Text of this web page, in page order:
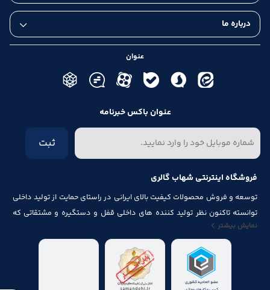
درباره ما
عنوان
عنوان باکس خبرنامه
ثبت
فروشگاه اینترنتی شهاب گالری
توسعه و فروش محصولات کیفیت بالای ایرانی در راستای حمایت از تولید داخلی
توانسته تاکنون نظر تولید کننده های داخلی قفل و دستگیره و مشتقاتی که
مرتبط با درب و پنجره باشد از قبیل شماره پلاک، جک آرام بند ، فنر های در ، لولا ،
چرخ ، پیچ ، ریل ، پایه کابینت و لوازم آلات مصرف شده در کابینت را به خود جلب
نمایش بیشتر